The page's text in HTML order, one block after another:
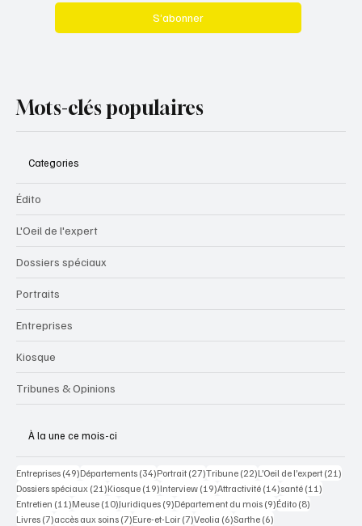
S’abonner
Mots-clés populaires
Categories
Édito
L'Oeil de l'expert
Dossiers spéciaux
Portraits
Entreprises
Kiosque
Tribunes & Opinions
À la une ce mois-ci
Entreprises (49)49 posts
Départements (34)34 posts
Portrait (27)27 posts
Tribune (22)22 posts
L’Oeil de l’expert (21)
Dossiers spéciaux (21)21 posts
Kiosque (19)19 posts
Interview (19)19 posts
Attractivité (14)14 posts
santé (11)
Entretien (11)11 posts
Meuse (10)10 posts
Juridiques (9)9 posts
Département du mois (9)9 posts
Édito (8)
Livres (7)7 posts
accès aux soins (7)7 posts
Eure-et-Loir (7)7 posts
Veolia (6)6 posts
Sarthe (6)